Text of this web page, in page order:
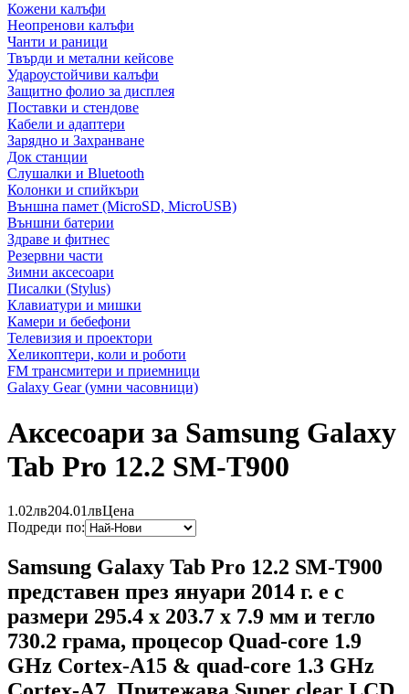
Кожени калъфи
Неопренови калъфи
Чанти и раници
Твърди и метални кейсове
Удароустойчиви калъфи
Защитно фолио за дисплея
Поставки и стендове
Кабели и адаптери
Зарядно и Захранване
Док станции
Слушалки и Bluetooth
Колонки и спийкъри
Външна памет (MicroSD, MicroUSB)
Външни батерии
Здраве и фитнес
Резервни части
Зимни аксесоари
Писалки (Stylus)
Клавиатури и мишки
Камери и бебефони
Телевизия и проектори
Хеликоптери, коли и роботи
FM трансмитери и приемници
Galaxy Gear (умни часовници)
Аксесоари за Samsung Galaxy
Tab Pro 12.2 SM-T900
1.02лв204.01лвЦена
Подреди по:
Samsung Galaxy Tab Pro 12.2 SM-T900‎
представен през януари 2014 г. е с
размери 295.4 x 203.7 x 7.9 мм и тегло
730.2 грама, процесор Quad-core 1.9
GHz Cortex-A15 & quad-core 1.3 GHz